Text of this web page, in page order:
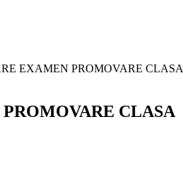
EXAMEN PROMOVARE CLASA
CLASA